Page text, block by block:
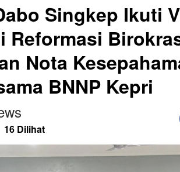
Singkep Ikuti
Reformasi
Nota
BNNP Kepri
16 Dilihat